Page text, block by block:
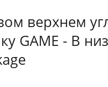
верхнем
GAME - В